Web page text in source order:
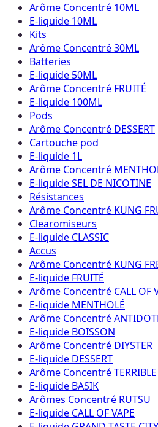
Arôme Concentré 10ML
E-liquide 10ML
Kits
Arôme Concentré 30ML
Batteries
E-liquide 50ML
Arôme Concentré FRUITÉ
E-liquide 100ML
Pods
Arôme Concentré DESSERT
Cartouche pod
E-liquide 1L
Arôme Concentré
E-liquide SEL DE NICOTINE
Résistances
Arôme Concentré KUNG
Clearomiseurs
E-liquide CLASSIC
Accus
Arôme Concentré KUNG
E-liquide FRUITÉ
Arôme Concentré CALL OF
E-liquide MENTHOLÉ
Arôme Concentré
E-liquide BOISSON
Arôme Concentré DIYSTER
E-liquide DESSERT
Arôme Concentré
E-liquide BASIK
Arômes Concentré RUTSU
E-liquide CALL OF VAPE